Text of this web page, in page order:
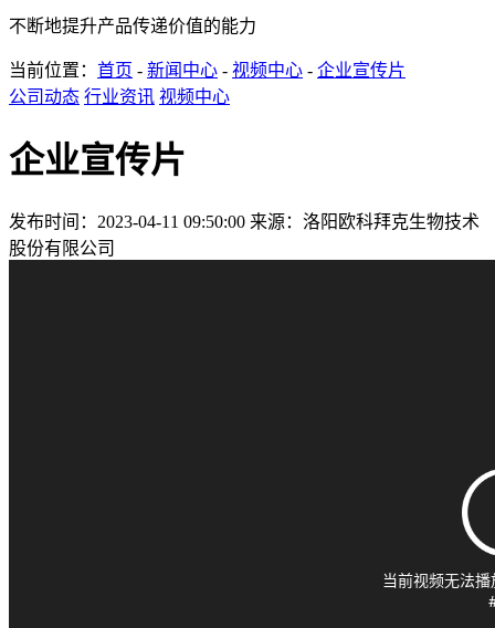
不断地提升产品传递价值的能力
当前位置： 首页 - 新闻中心 - 视频中心 - 企业宣传片
公司动态 行业资讯 视频中心
企业宣传片
发布时间：2023-04-11 09:50:00 来源：洛阳欧科拜克生物技术
股份有限公司